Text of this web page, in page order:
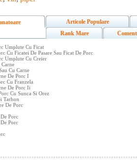
Articole Populare
Rank Mare
Umplute Cu Ficat
Cu Ficatei De Pasare Sau Ficat De Porc
Umplute Cu Creier
Carne
Cu Carne
De Porc I
Cu Franzela
De Porc Ii
Cu Sunca Si Orez
Tarhon
De Porc
Porc
Porc